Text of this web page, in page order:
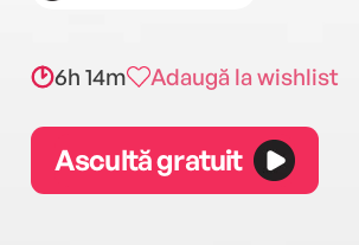
6h 14m Adaugă la wishlist
Ascultă gratuit